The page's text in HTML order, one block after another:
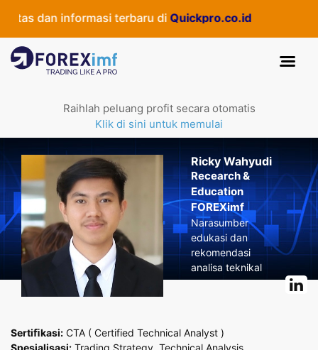
dan informasi terbaru diQuickpro.co.id
Raihlah peluang profit secara otomatis
Klik di sini untuk memulai
Ricky Wahyudi
Recearch &
Education
FOREXimf
Narasumber
edukasi dan
rekomendasi
analisa teknikal
Sertiﬁkasi: CTA ( Certified Technical Analyst )
Spesialisasi: Trading Strategy, Technical Analysis